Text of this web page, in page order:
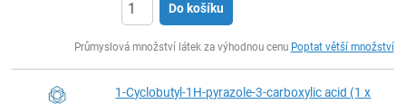
Do košíku
Průmyslová množství látek za výhodnou cenu Poptat větší množství
1-Cyclobutyl-1H-pyrazole-3-carboxylic acid (1 x